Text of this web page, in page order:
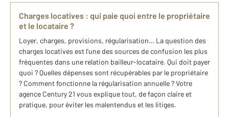
Charges locatives : qui paie quoi entre le propriétaire
et le locataire ?
Loyer, charges, provisions, régularisation… La question des
charges locatives est l'une des sources de confusion les plus
fréquentes dans une relation bailleur-locataire. Qui doit payer
quoi ? Quelles dépenses sont récupérables par le propriétaire
? Comment fonctionne la régularisation annuelle ? Votre
agence Century 21 vous explique tout, de façon claire et
pratique, pour éviter les malentendus et les litiges.